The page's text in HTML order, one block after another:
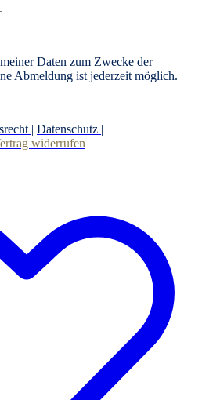
Daten zum Zwecke der
Abmeldung ist jederzeit möglich.
| Datenschutz |
widerrufen